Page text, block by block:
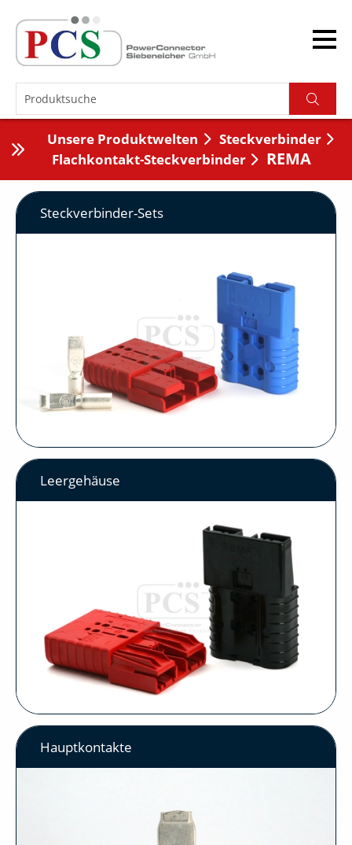
Unsere Produktwelten
Steckverbinder
Flachkontakt-Steckverbinder
REMA
Steckverbinder-Sets
Leergehäuse
Hauptkontakte